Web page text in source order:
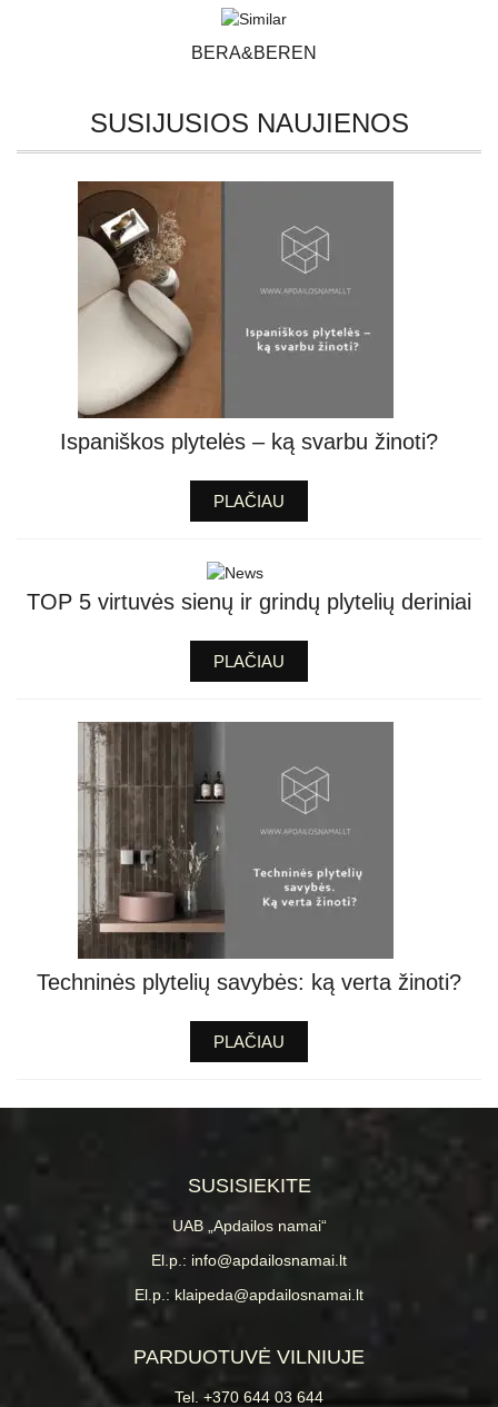
BERA&BEREN
SUSIJUSIOS NAUJIENOS
Ispaniškos plytelės – ką svarbu žinoti?
PLAČIAU
TOP 5 virtuvės sienų ir grindų plytelių deriniai
PLAČIAU
Techninės plytelių savybės: ką verta žinoti?
PLAČIAU
SUSISIEKITE
UAB „Apdailos namai“
El.p.: info@apdailosnamai.lt
El.p.: klaipeda@apdailosnamai.lt
PARDUOTUVĖ VILNIUJE
Tel. +370 644 03 644